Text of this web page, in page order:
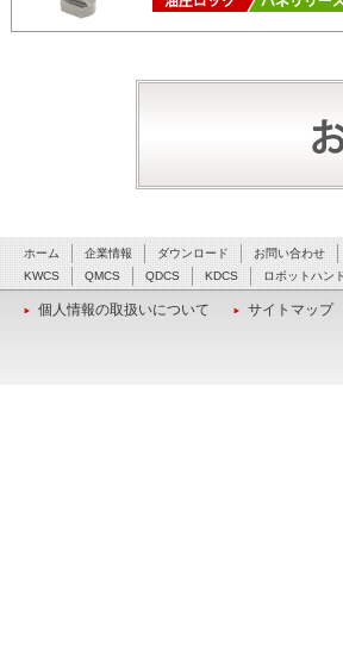
ホーム 企業情報 ダウンロード お問い合わせ
KWCS
QMCS QDCS KDCS ロボットハン
個人情報の取扱いについて サイトマップ